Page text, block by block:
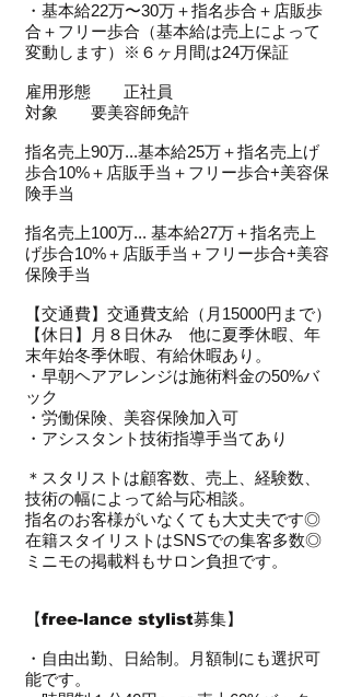
・基本給22万〜30万＋指名歩合＋店販歩
合＋フリー歩合（基本給は売上によって
変動します）※６ヶ月間は24万保証
雇用形態 正社員
対象 要美容師免許
指名売上90万...基本給25万＋指名売上げ
歩合10%＋店販手当＋フリー歩合+美容保
険手当
指名売上100万... 基本給27万＋指名売上
げ歩合10%＋店販手当＋フリー歩合+美容
保険手当
【交通費】交通費支給（月15000円まで）
【休日】月８日休み 他に夏季休暇、年
末年始冬季休暇、有給休暇あり。​
・早朝ヘアアレンジは施術料金の50%バ
ック
・労働保険、美容保険加入可
・アシスタント技術指導手当てあり
＊スタリストは顧客数、売上、経験数、
技術の幅によって給与応相談。
指名のお客様がいなくても大丈夫です◎
在籍スタイリストはSNSでの集客多数◎
ミニモの掲載料もサロン負担です。
【free-lance stylist募集】
・自由出勤、日給制。月額制にも選択可
能です。